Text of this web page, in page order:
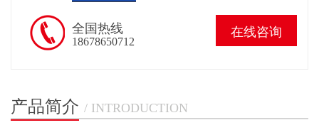
在线咨询
全国热线
18678650712
产品简介 / INTRODUCTION